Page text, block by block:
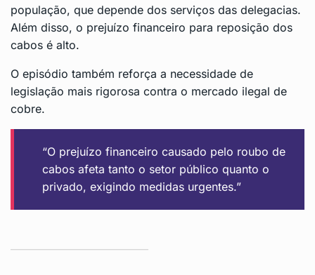
população, que depende dos serviços das delegacias.
Além disso, o prejuízo financeiro para reposição dos
cabos é alto.
O episódio também reforça a necessidade de
legislação mais rigorosa contra o mercado ilegal de
cobre.
“O prejuízo financeiro causado pelo roubo de
cabos afeta tanto o setor público quanto o
privado, exigindo medidas urgentes.”